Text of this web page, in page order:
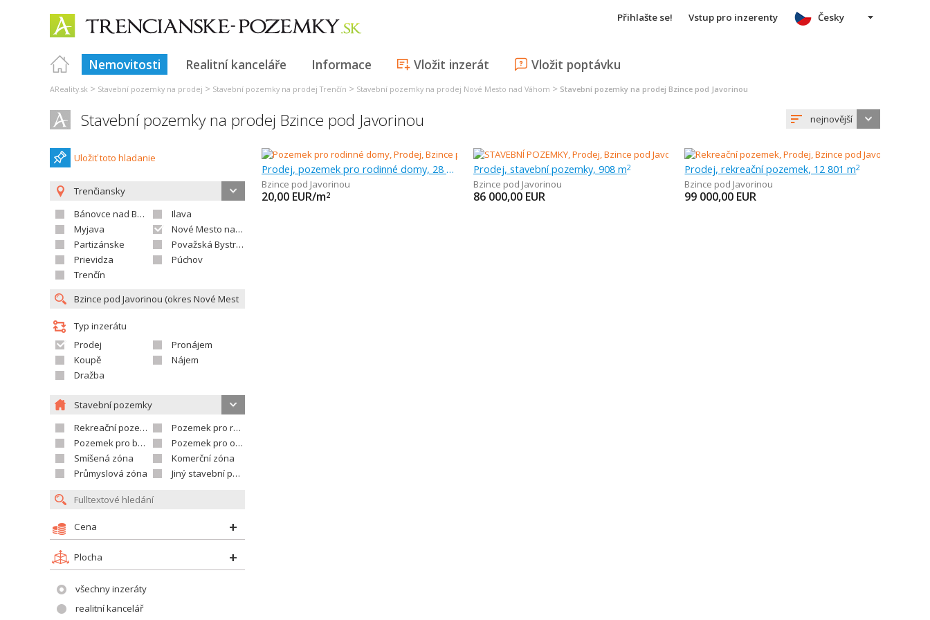
Přihlašte se! Vstup pro inzerenty
Nemovitosti Realitní kanceláře Informace Vložit inzerát Vložit poptávku
Česky
AReality.sk > Stavební pozemky na prodej > Stavební pozemky na prodej Trenčín > Stavební pozemky na prodej Nové Mesto nad Váhom > Stavební pozemky na prodej Bzince pod Javorinou
Stavební pozemky na prodej Bzince pod Javorinou nejnovější
Uložiť toto hladanie
Trenčiansky
Bánovce nad Bebravou
Ilava
Myjava
Nové Mesto nad Váhom
Partizánske
Považská Bystrica
Prievidza
Púchov
Trenčín
Typ inzerátu
Prodej
Pronájem
Koupě
Nájem
Dražba
Stavební pozemky
Rekreační pozemek
Pozemek pro rodinné domy
Pozemek pro bytovou výstavbu
Pozemek pro občanskou vybavenost
Smíšená zóna
Komerční zóna
Průmyslová zóna
Jiný stavební pozemek
Cena
Plocha
všechny inzeráty
realitní kancelář
Prodej, pozemek pro rodinné domy, 28 921 m
Bzince pod Javorinou
20,00 EUR/m2
Prodej, stavební pozemky, 908 m2
Bzince pod Javorinou
86 000,00 EUR
Prodej, rekreační pozemek, 12 801 m2
Bzince pod Javorinou
99 000,00 EUR